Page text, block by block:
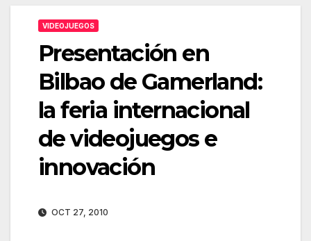
VIDEOJUEGOS
Presentación en
Bilbao de Gamerland:
la feria internacional
de videojuegos e
innovación
OCT 27, 2010